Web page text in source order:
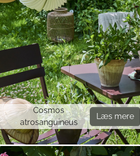
Cosmos
atrosanguineus
Læs mere